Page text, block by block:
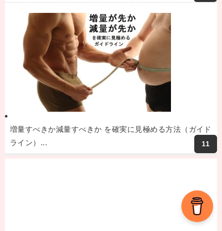
増量すべきか減量すべきか を確実に見極める方法（ガイド
ライン）...